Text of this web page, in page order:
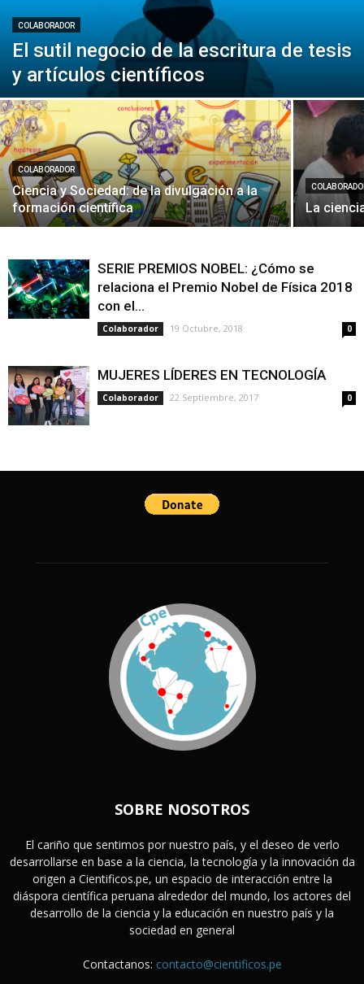
COLABORADOR
El sutil negocio de la escritura de tesis
y artículos científicos
COLABORADOR
Ciencia y Sociedad: de la divulgación a la
formación científica
La
SERIE PREMIOS NOBEL: ¿Cómo se
relaciona el Premio Nobel de Física 2018
con el...
Colaborador 19 Octubre, 2018 0
MUJERES LÍDERES EN TECNOLOGÍA
Colaborador 22 Septiembre, 2017 0
SOBRE NOSOTROS
El cariño que sentimos por nuestro país, y el deseo de verlo
desarrollarse en base a la ciencia, la tecnología y la innovación da
origen a Cientificos.pe, un espacio de interacción entre la
diáspora científica peruana alrededor del mundo, los actores del
desarrollo de la ciencia y la educación en nuestro país y la
sociedad en general
Contactanos: contacto@cientificos.pe